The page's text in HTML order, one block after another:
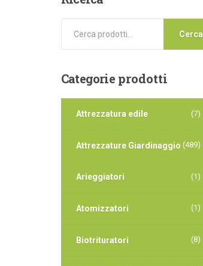
Cerca
Categorieprodotti
Attrezzatura edile (7)
Attrezzature Giardinaggio (489)
Arieggiatori (1)
Atomizzatori (1)
Biotrituratori (8)